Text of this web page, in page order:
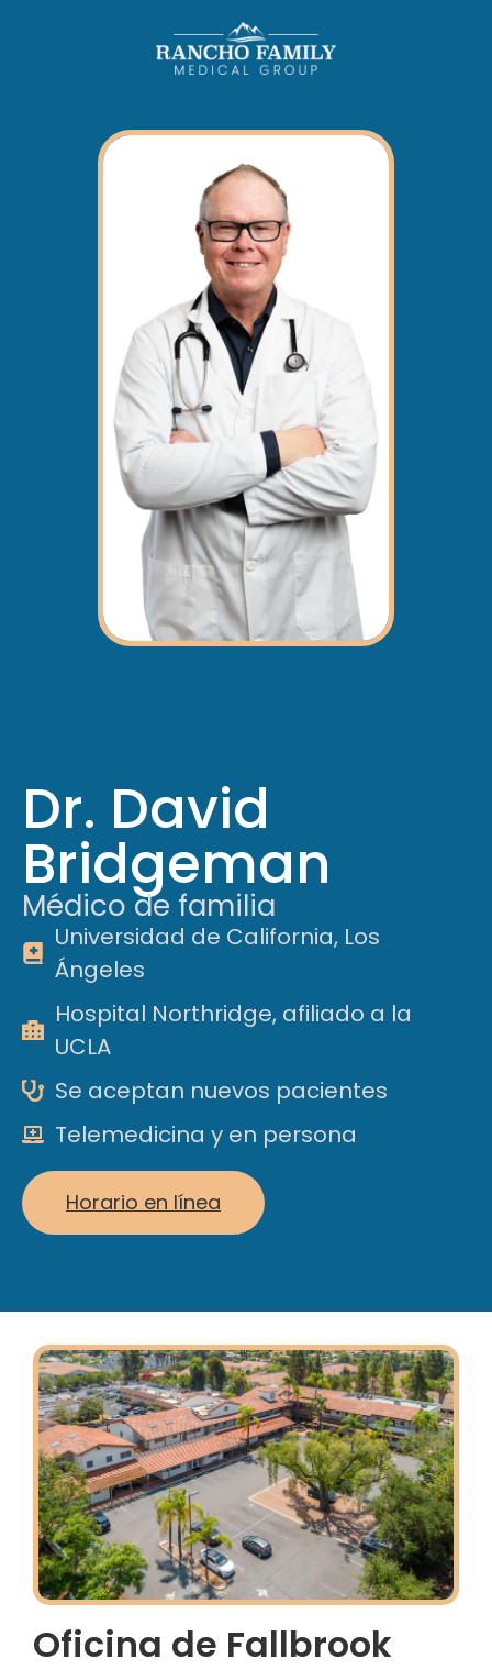
Dr. David
Bridgeman
Médico de familia
Universidad de California, Los
Ángeles
Hospital Northridge, afiliado a la
UCLA
Se aceptan nuevos pacientes
Telemedicina y en persona
Horario en línea
Oficina de Fallbrook